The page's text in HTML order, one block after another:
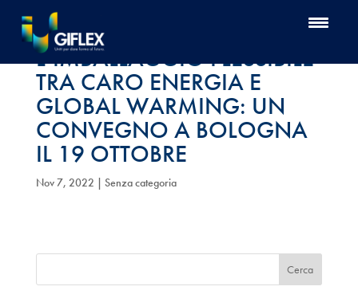
L’IMBALLAGGIO FLESSIBILE
TRA CARO ENERGIA E
GLOBAL WARMING: UN
CONVEGNO A BOLOGNA
IL 19 OTTOBRE
Nov 7, 2022 | Senza categoria